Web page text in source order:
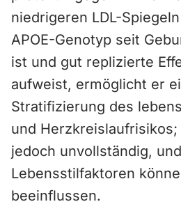
niedrigeren LDL-
APOE-Genotyp seit
ist und gut replizierte
aufweist, ermöglicht er
Stratifizierung des
und
jedoch unvollständig, und
Lebensstilfaktoren
beeinflussen.